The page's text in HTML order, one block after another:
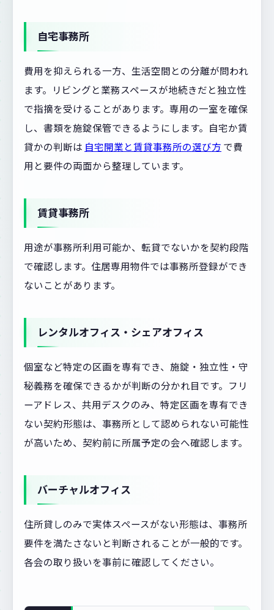
自宅事務所
費用を抑えられる一方、生活空間との分離が問われ
ます。リビングと業務スペースが地続きだと独立性
で指摘を受けることがあります。専用の一室を確保
し、書類を施錠保管できるようにします。自宅か賃
貸かの判断は 自宅開業と賃貸事務所の選び方 で費
用と要件の両面から整理しています。
賃貸事務所
用途が事務所利用可能か、転貸でないかを契約段階
で確認します。住居専用物件では事務所登録ができ
ないことがあります。
レンタルオフィス・シェアオフィス
個室など特定の区画を専有でき、施錠・独立性・守
秘義務を確保できるかが判断の分かれ目です。フリ
ーアドレス、共用デスクのみ、特定区画を専有でき
ない契約形態は、事務所として認められない可能性
が高いため、契約前に所属予定の会へ確認します。
バーチャルオフィス
住所貸しのみで実体スペースがない形態は、事務所
要件を満たさないと判断されることが一般的です。
各会の取り扱いを事前に確認してください。